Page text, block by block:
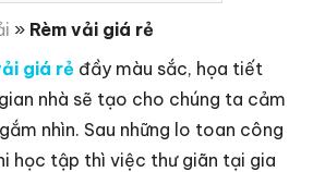
» Rèm vải giá rẻ
giá rẻ đầy màu sắc, họa tiết
nhà sẽ tạo cho chúng ta cảm
nhìn. Sau những lo toan công
học tập thì việc thư giãn tại gia